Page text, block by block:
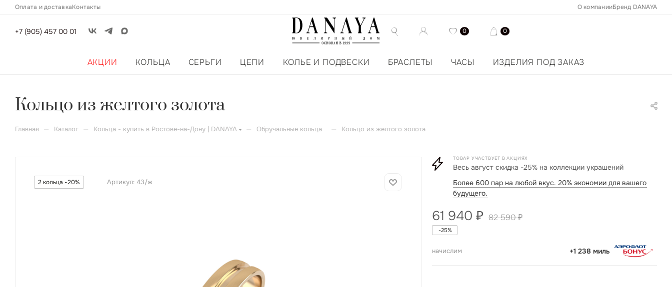
Оплата и доставкаКонтакты О компанииБренд DANAYA
+7 (905) 457 00 01 0 0
АКЦИИ КОЛЬЦА СЕРЬГИ ЦЕПИ КОЛЬЕ И ПОДВЕСКИ БРАСЛЕТЫ ЧАСЫ ИЗДЕЛИЯ ПОД ЗАКАЗ
Кольцо из желтого золота
Главная — Каталог — Кольца - купить в Ростове-на-Дону | DANAYA — Обручальные кольца — Кольцо из желтого золота
2 кольца -20% Артикул: 43/ж
ТОВАР УЧАСТВУЕТ В АКЦИЯХ
Весь август скидка -25% на коллекции украшений
Более 600 пар на любой вкус. 20% экономии для вашего
будущего.
61 940 ₽ 82 590₽
-25%
начислим +1 238 миль